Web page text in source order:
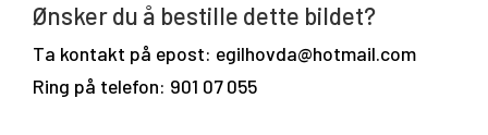
Ønsker du å bestille dette bildet?
Ta kontakt på epost: egilhovda@hotmail.com
Ring på telefon: 901 07 055